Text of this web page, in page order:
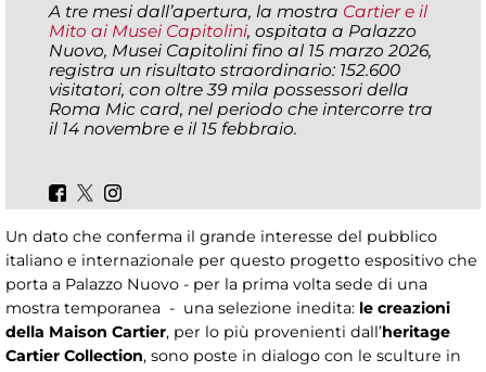
A tre mesi dall’apertura, la mostra Cartier e il
Mito ai Musei Capitolini, ospitata a Palazzo
Nuovo, Musei Capitolini fino al 15 marzo 2026,
registra un risultato straordinario: 152.600
visitatori, con oltre 39 mila possessori della
Roma Mic card, nel periodo che intercorre tra
il 14 novembre e il 15 febbraio.
Un dato che conferma il grande interesse del pubblico
italiano e internazionale per questo progetto espositivo che
porta a Palazzo Nuovo - per la prima volta sede di una
mostra temporanea - una selezione inedita: le creazioni
della Maison Cartier, per lo più provenienti dall’heritage
Cartier Collection, sono poste in dialogo con le sculture in